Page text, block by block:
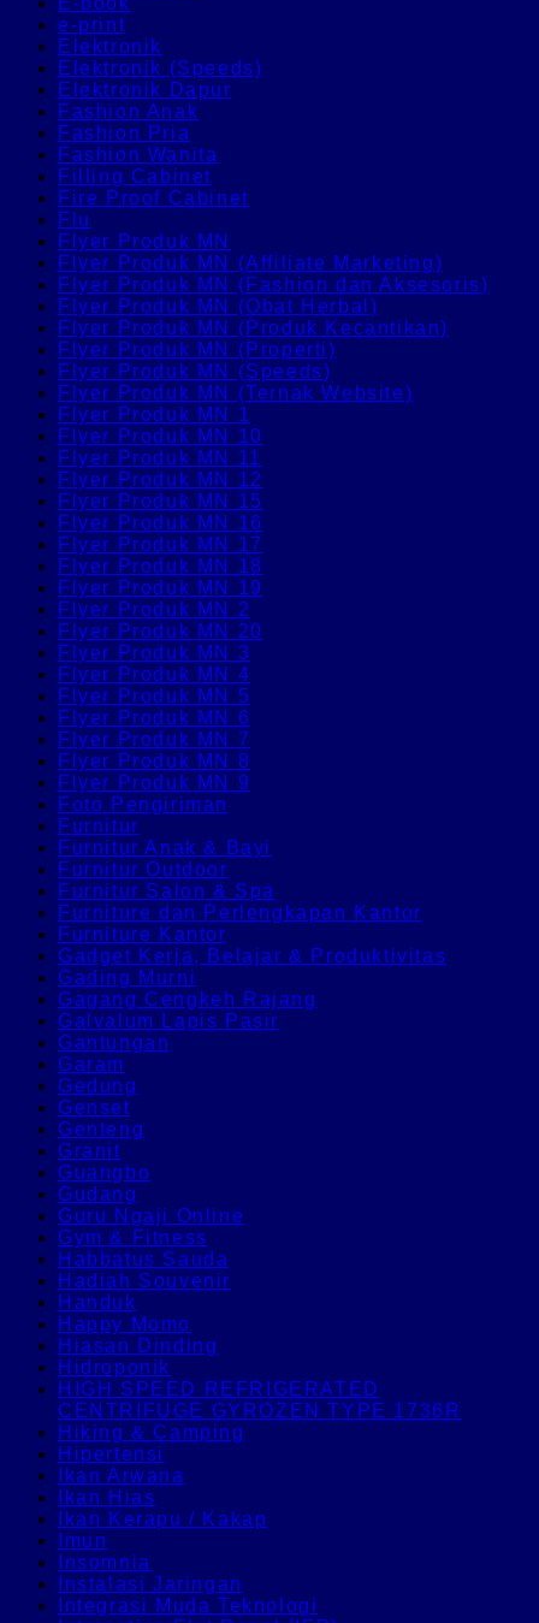
e-print
Elektronik
Elektronik (Speeds)
Elektronik Dapur
Fashion Anak
Fashion Pria
Fashion Wanita
Filling Cabinet
Fire Proof Cabinet
Flu
Flyer Produk MN
Flyer Produk MN (Affiliate Marketing)
Flyer Produk MN (Fashion dan Aksesoris)
Flyer Produk MN (Obat Herbal)
Flyer Produk MN (Produk Kecantikan)
Flyer Produk MN (Properti)
Flyer Produk MN (Speeds)
Flyer Produk MN (Ternak Website)
Flyer Produk MN 1
Flyer Produk MN 10
Flyer Produk MN 11
Flyer Produk MN 12
Flyer Produk MN 15
Flyer Produk MN 16
Flyer Produk MN 17
Flyer Produk MN 18
Flyer Produk MN 19
Flyer Produk MN 2
Flyer Produk MN 20
Flyer Produk MN 3
Flyer Produk MN 4
Flyer Produk MN 5
Flyer Produk MN 6
Flyer Produk MN 7
Flyer Produk MN 8
Flyer Produk MN 9
Foto Pengiriman
Furnitur
Furnitur Anak & Bayi
Furnitur Outdoor
Furnitur Salon & Spa
Furniture dan Perlengkapan Kantor
Furniture Kantor
Gadget Kerja, Belajar & Produktivitas
Gading Murni
Gagang Cengkeh Rajang
Galvalum Lapis Pasir
Gantungan
Garam
Gedung
Genset
Genteng
Granit
Guangbo
Gudang
Guru Ngaji Online
Gym & Fitness
Habbatus Sauda
Hadiah Souvenir
Handuk
Happy Momo
Hiasan Dinding
Hidroponik
HIGH SPEED REFRIGERATED
CENTRIFUGE GYROZEN TYPE 1736R
Hiking & Camping
Hipertensi
Ikan Arwana
Ikan Hias
Ikan Kerapu / Kakap
Imun
Insomnia
Instalasi Jaringan
Integrasi Muda Teknologi